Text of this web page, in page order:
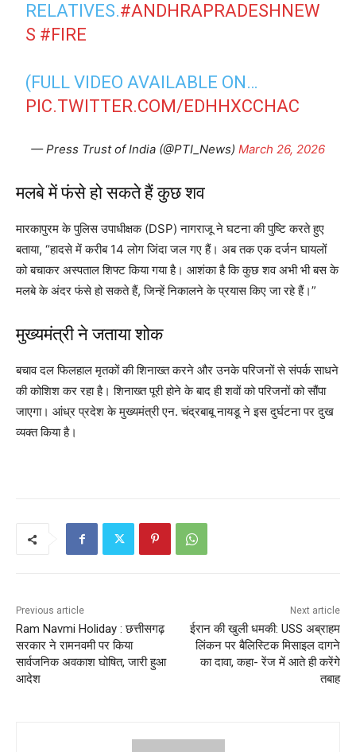
RELATIVES.#ANDHRAPRADESHNEW
S #FIRE
(FULL VIDEO AVAILABLE ON…
PIC.TWITTER.COM/EDHHXCCHAC
— Press Trust of India (@PTI_News) March 26, 2026
मलबे में फंसे हो सकते हैं कुछ शव
मारकापुरम के पुलिस उपाधीक्षक (DSP) नागराजू ने घटना की पुष्टि करते हुए
बताया, “हादसे में करीब 14 लोग जिंदा जल गए हैं। अब तक एक दर्जन घायलों
को बचाकर अस्पताल शिफ्ट किया गया है। आशंका है कि कुछ शव अभी भी बस के
मलबे के अंदर फंसे हो सकते हैं, जिन्हें निकालने के प्रयास किए जा रहे हैं।”
मुख्यमंत्री ने जताया शोक
बचाव दल फिलहाल मृतकों की शिनाख्त करने और उनके परिजनों से संपर्क साधने
की कोशिश कर रहा है। शिनाख्त पूरी होने के बाद ही शवों को परिजनों को सौंपा
जाएगा। आंध्र प्रदेश के मुख्यमंत्री एन. चंद्रबाबू नायडू ने इस दुर्घटना पर दुख
व्यक्त किया है।
Previous article
Ram Navmi Holiday : छत्तीसगढ़
सरकार ने रामनवमी पर किया
सार्वजनिक अवकाश घोषित, जारी हुआ
आदेश
Next article
ईरान की खुली धमकी: USS अब्राहम
लिंकन पर बैलिस्टिक मिसाइल दागने
का दावा, कहा- रेंज में आते ही करेंगे
तबाह